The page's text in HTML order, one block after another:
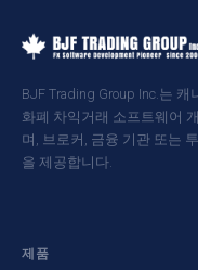
BJF Trading Group Inc.는
화폐 차익거래 소프트웨어
며, 브로커, 금융 기관 또는
을 제공합니다.
제품